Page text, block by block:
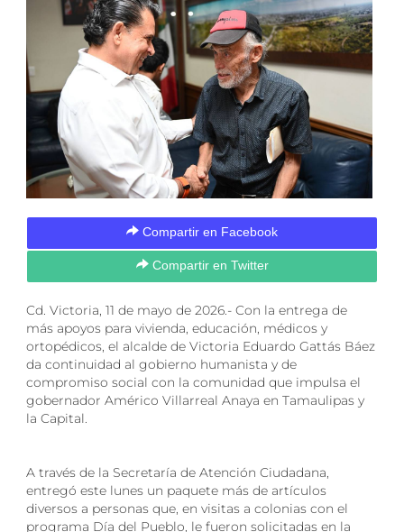
Compartir en Facebook
Compartir en Twitter
Cd. Victoria, 11 de mayo de 2026.- Con la entrega de
más apoyos para vivienda, educación, médicos y
ortopédicos, el alcalde de Victoria Eduardo Gattás Báez
da continuidad al gobierno humanista y de
compromiso social con la comunidad que impulsa el
gobernador Américo Villarreal Anaya en Tamaulipas y
la Capital.
A través de la Secretaría de Atención Ciudadana,
entregó este lunes un paquete más de artículos
diversos a personas que, en visitas a colonias con el
programa Día del Pueblo, le fueron solicitadas en la